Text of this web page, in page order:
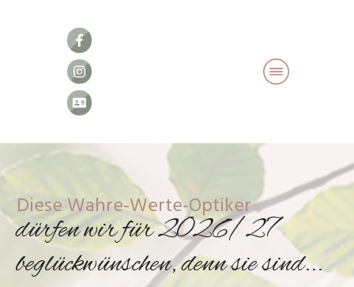
Diese Wahre-Werte-Optiker
dürfen wir für 2026/27
beglückwünschen, denn sie sind...